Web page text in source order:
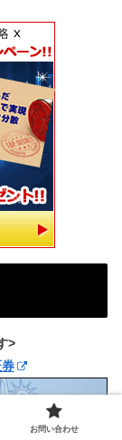
>
お問い合わせ